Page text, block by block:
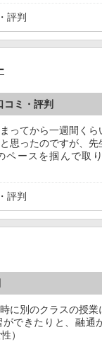
評判
コミ・評判
ってから一週間くら
思ったのですが、先
ペースを掴んで取
評判
に別のクラスの授業
できたりと、融通
）